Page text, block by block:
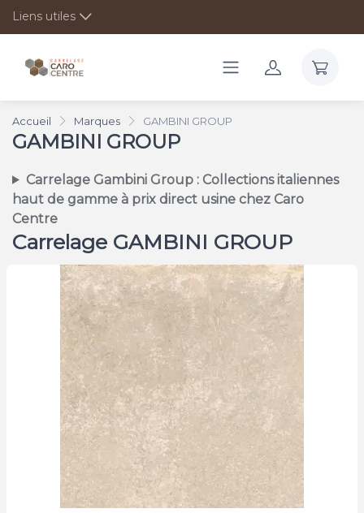
Liens utiles
Accueil Marques GAMBINI GROUP
GAMBINI GROUP
Carrelage Gambini Group : Collections italiennes
haut de gamme à prix direct usine chez Caro
Centre
Carrelage GAMBINI GROUP